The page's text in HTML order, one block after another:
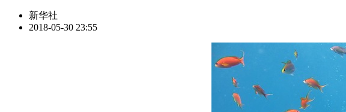
新华社
2018-05-30 23:55